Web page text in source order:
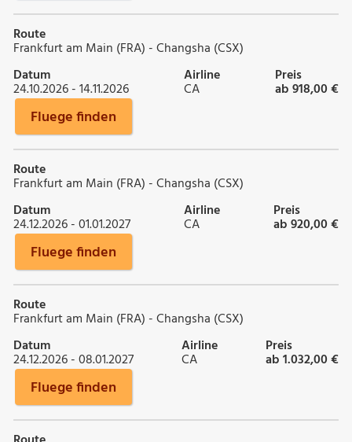
Route
Frankfurt am Main (FRA) - Changsha (CSX)
Datum
24.10.2026 - 14.11.2026
Airline
CA
Preis
ab 918,00 €
Fluege finden
Route
Frankfurt am Main (FRA) - Changsha (CSX)
Datum
24.12.2026 - 01.01.2027
Airline
CA
Preis
ab 920,00 €
Fluege finden
Route
Frankfurt am Main (FRA) - Changsha (CSX)
Datum
24.12.2026 - 08.01.2027
Airline
CA
Preis
ab 1.032,00 €
Fluege finden